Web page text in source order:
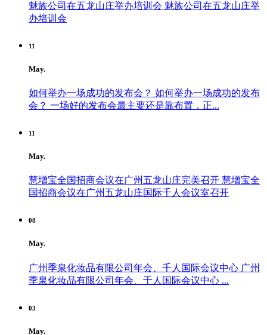
魅族公司在五龙山庄举办培训会 魅族公司在五龙山庄举
办培训会
11
May.
如何举办一场成功的发布会？ 如何举办一场成功的发布
会？ 一场好的发布会最主要还是靠布置，正...
11
May.
慧增宝全国招商会议在广州五龙山庄完美召开 慧增宝全
国招商会议在广州五龙山庄国际千人会议室召开
08
May.
广州季泉化妆品有限公司年会、千人国际会议中心 广州
季泉化妆品有限公司年会、千人国际会议中心 ...
03
May.